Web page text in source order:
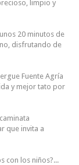
limpio y
20 minutos de
disfrutando de
Fuente Agría
y mejor tato por
que invita a
con los niños?...